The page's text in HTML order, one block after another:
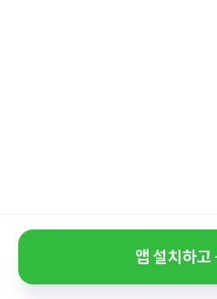
앱 설치하고